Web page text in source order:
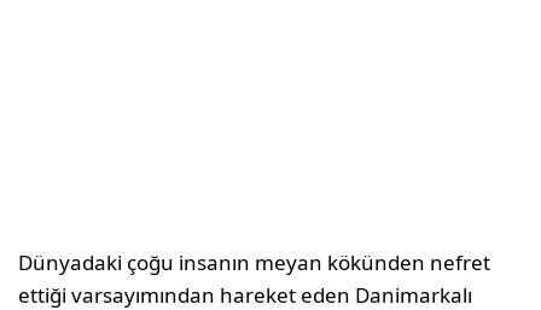
Dünyadaki çoğu insanın meyan kökünden nefret
ettiği varsayımından hareket eden Danimarkalı